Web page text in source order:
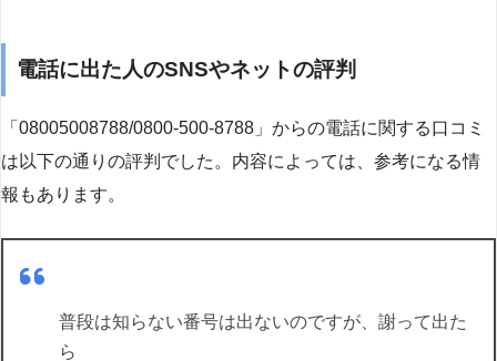
電話に出た人のSNSやネットの評判
「08005008788/0800-500-8788」からの電話に関する口コミ
は以下の通りの評判でした。内容によっては、参考になる情
報もあります。
普段は知らない番号は出ないのですが、謝って出た
ら